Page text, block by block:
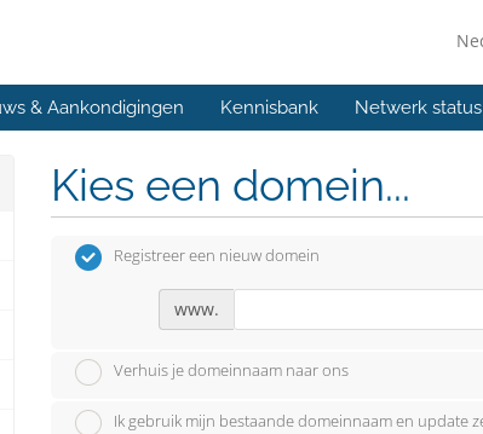
& Aankondigingen Kennisbank Netwerk status
Kies een domein...
Registreer een nieuw domein
www.
Verhuis je domeinnaam naar ons
Ik gebruik mijn bestaande domeinnaam en update